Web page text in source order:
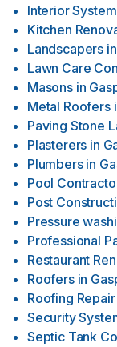
Interior
Kitchen
Landscapers in
Lawn Care
Masons in
Metal Roofers
Paving Stone
Plasterers in
Plumbers in
Pool
Post
Pressure
Professional
Restaurant
Roofers in
Roofing
Security
Septic Tank